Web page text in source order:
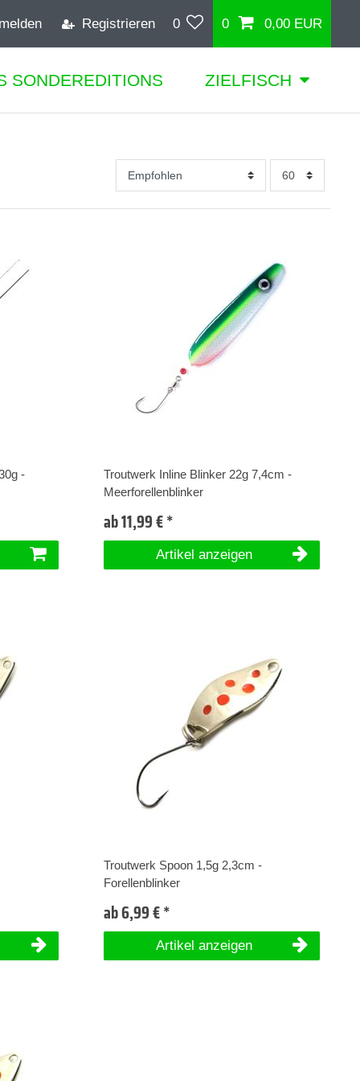
Registrieren 0 0 0,00 EUR
SONDEREDITIONS ZIELFISCH
-
Troutwerk Inline Blinker 22g 7,4cm -
Meerforellenblinker
ab 11,99 € *
Artikel anzeigen
Troutwerk Spoon 1,5g 2,3cm -
Forellenblinker
ab 6,99 € *
Artikel anzeigen